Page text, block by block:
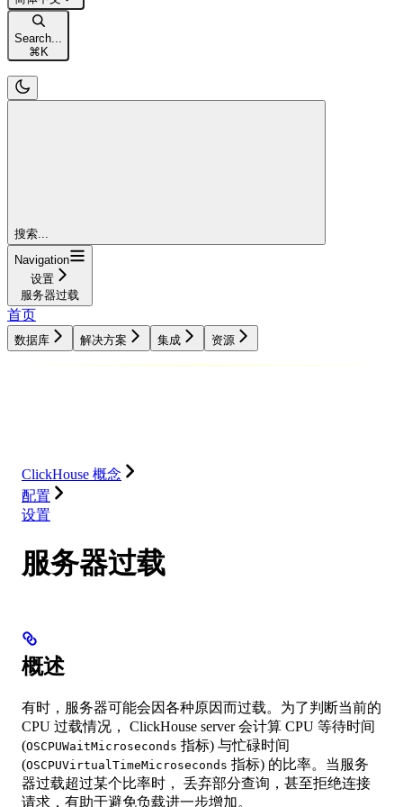
Search...
⌘ K
搜索...
Navigation
设置
服务器过载
首页
数据库 解决方案 集成 资源
ClickHouse 概念
配置
设置
服务器过载
概述
有时，服务器可能会因各种原因而过载。为了判断当前的
CPU 过载情况， ClickHouse server 会计算 CPU 等待时间
(OSCPUWaitMicroseconds 指标) 与忙碌时间
(OSCPUVirtualTimeMicroseconds 指标) 的比率。当服务
器过载超过某个比率时， 丢弃部分查询，甚至拒绝连接
请求，有助于避免负载进一步增加。